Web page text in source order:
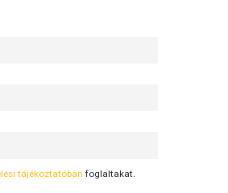
tájékoztatóban foglaltakat.